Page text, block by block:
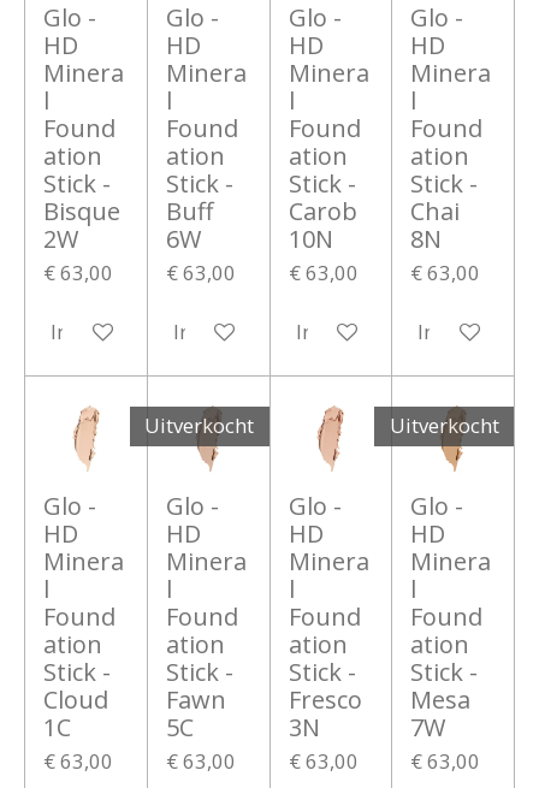
Glo -
HD
Minera
l
Found
ation
Stick -
Bisque
2W
€ 63,00
In winkelwagen
Glo -
HD
Minera
l
Found
ation
Stick -
Buff
6W
€ 63,00
In winkelwagen
Glo -
HD
Minera
l
Found
ation
Stick -
Carob
10N
€ 63,00
In winkelwagen
Glo -
HD
Minera
l
Found
ation
Stick -
Chai
8N
€ 63,00
In
Glo -
HD
Minera
l
Found
ation
Stick -
Cloud
1C
€ 63,00
Uitverkocht
Glo -
HD
Minera
l
Found
ation
Stick -
Fawn
5C
€ 63,00
Glo -
HD
Minera
l
Found
ation
Stick -
Fresco
3N
€ 63,00
Uitverkocht
Glo -
HD
Minera
l
Found
ation
Stick -
Mesa
7W
€ 63,00